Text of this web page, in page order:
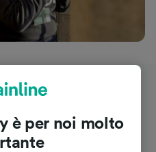
viaggiatori
chi utilizza i nostri
è per noi molto